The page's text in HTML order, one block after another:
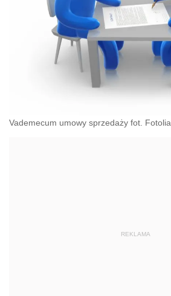
Vademecum umowy sprzedaży fot. Fotolia